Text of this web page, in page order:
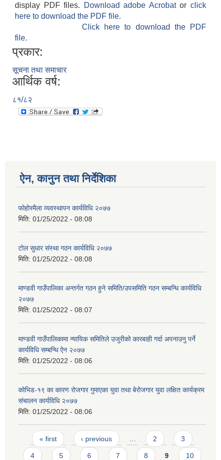
display PDF files.
Download adobe Acrobatorclick
here to download the PDF file.
Click here to download the PDF
file.
प्रकार:
सूचना तथा समाचार
आर्थिक वर्ष:
८१/८२
ऐन, कानुन तथा निर्देशिका
फोहोरमैला व्यवस्थापन कार्यविधि २०७७
मिति: 01/25/2022 - 08:08
टोल सुधार संस्था गठन कार्यविधि २०७७
मिति: 01/25/2022 - 08:08
माण्डवी गाउँपालिका अन्तर्गत गठन हुने समिति/उपसमिति गठन सम्बन्धि कार्यविधि
२०७७
मिति: 01/25/2022 - 08:07
माण्डवी गाउँपालिकामा न्यायिक समितिले उजुरीको कारबाही गर्दा अपनाउनु पर्ने
कार्यविधि सम्बन्धि ऐन २०७७
मिति: 01/25/2022 - 08:06
कोभिड-१९ का कारण रोजगार गुमाएका युवा तथा बेरोजगार युवा लक्षित कार्यक्रम
संचालन कार्यविधि २०७७
मिति: 01/25/2022 - 08:06
Pages
« first ‹ previous 2 3
4 5 6 7 8 9 10